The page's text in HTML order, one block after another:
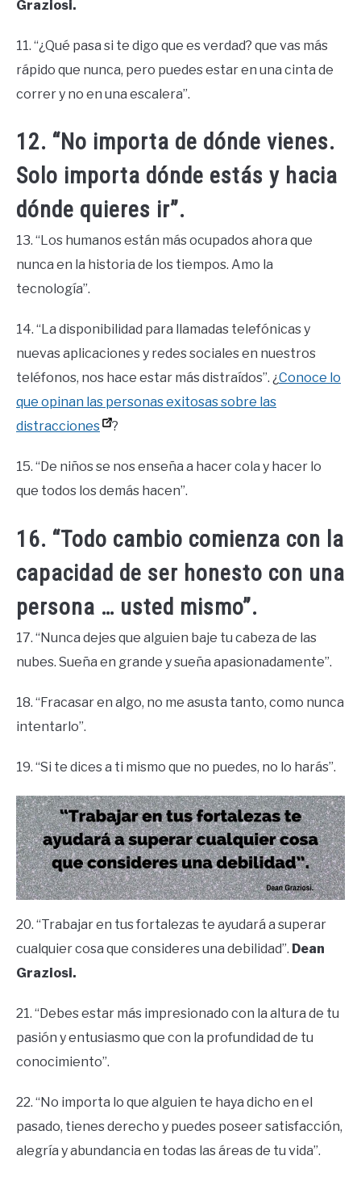
Graziosi.
11. “¿Qué pasa si te digo que es verdad? que vas más
rápido que nunca, pero puedes estar en una cinta de
correr y no en una escalera”.
12. “No importa de dónde vienes.
Solo importa dónde estás y hacia
dónde quieres ir”.
13. “Los humanos están más ocupados ahora que
nunca en la historia de los tiempos. Amo la
tecnología”.
14. “La disponibilidad para llamadas telefónicas y
nuevas aplicaciones y redes sociales en nuestros
teléfonos, nos hace estar más distraídos”. ¿Conoce lo
que opinan las personas exitosas sobre las
distracciones
?
15. “De niños se nos enseña a hacer cola y hacer lo
que todos los demás hacen”.
16. “Todo cambio comienza con la
capacidad de ser honesto con una
persona … usted mismo”.
17. “Nunca dejes que alguien baje tu cabeza de las
nubes. Sueña en grande y sueña apasionadamente”.
18. “Fracasar en algo, no me asusta tanto, como nunca
intentarlo”.
19. “Si te dices a ti mismo que no puedes, no lo harás”.
20. “Trabajar en tus fortalezas te ayudará a superar
cualquier cosa que consideres una debilidad”. Dean
Graziosi.
21. “Debes estar más impresionado con la altura de tu
pasión y entusiasmo que con la profundidad de tu
conocimiento”.
22. “No importa lo que alguien te haya dicho en el
pasado, tienes derecho y puedes poseer satisfacción,
alegría y abundancia en todas las áreas de tu vida”.